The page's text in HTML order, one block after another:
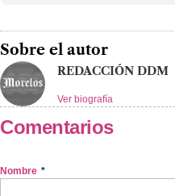
Sobre el autor
REDACCIÓN DDM
Ver biografía
Comentarios
Nombre *